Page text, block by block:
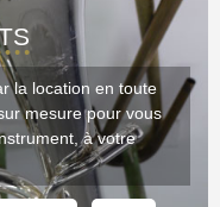
la location en toute
mesure pour vous
à votre